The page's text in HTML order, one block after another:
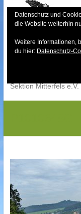
content
Sektion Mitterfels
Datenschutz und
die Website weiterhin
Weitere Informationen,
du hier: Datenschutz-